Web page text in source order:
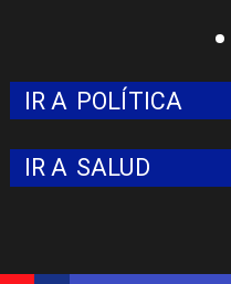
IR A POLÍTICA
IR A SALUD